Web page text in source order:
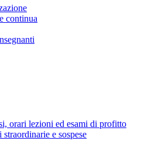
continua
orari lezioni ed esami di profitto
e sospese